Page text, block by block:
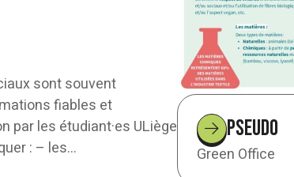
sont souvent
fiables et
par les étudiant·es ULiège
: – les…
Pseudo
Green Office